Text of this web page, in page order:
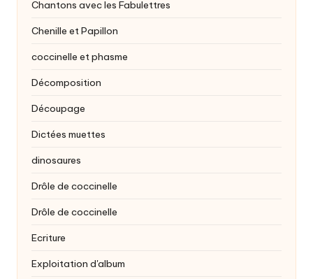
Chantons avec les Fabulettres
Chenille et Papillon
coccinelle et phasme
Décomposition
Découpage
Dictées muettes
dinosaures
Drôle de coccinelle
Drôle de coccinelle
Ecriture
Exploitation d'album